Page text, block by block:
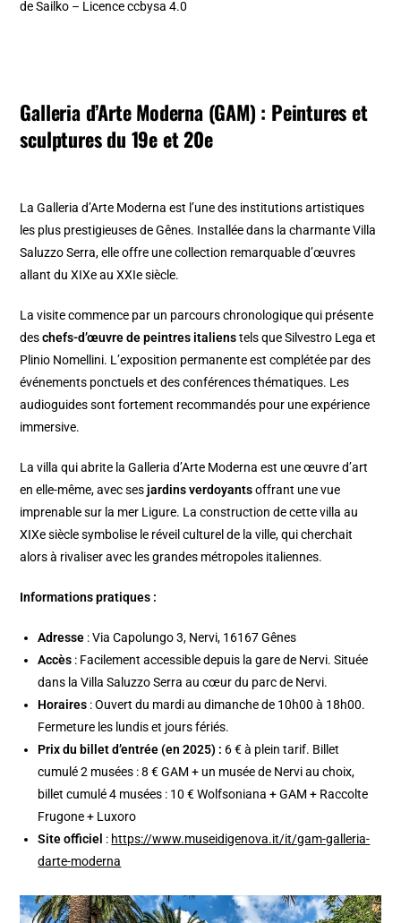
de Sailko – Licence ccbysa 4.0
Galleria d’Arte Moderna (GAM) : Peintures et
sculptures du 19e et 20e
La Galleria d’Arte Moderna est l’une des institutions artistiques
les plus prestigieuses de Gênes. Installée dans la charmante Villa
Saluzzo Serra, elle offre une collection remarquable d’œuvres
allant du XIXe au XXIe siècle.
La visite commence par un parcours chronologique qui présente
deschefs-d’œuvre de peintres italienstels que Silvestro Lega et
Plinio Nomellini. L’exposition permanente est complétée par des
événements ponctuels et des conférences thématiques. Les
audioguides sont fortement recommandés pour une expérience
immersive.
La villa qui abrite la Galleria d’Arte Moderna est une œuvre d’art
en elle-même, avec sesjardins verdoyantsoffrant une vue
imprenable sur la mer Ligure. La construction de cette villa au
XIXe siècle symbolise le réveil culturel de la ville, qui cherchait
alors à rivaliser avec les grandes métropoles italiennes.
Informations pratiques :
Adresse : Via Capolungo 3, Nervi, 16167 Gênes
Accès : Facilement accessible depuis la gare de Nervi. Située
dans la Villa Saluzzo Serra au cœur du parc de Nervi.
Horaires : Ouvert du mardi au dimanche de 10h00 à 18h00.
Fermeture les lundis et jours fériés.
Prix du billet d’entrée (en 2025) : 6 € à plein tarif. Billet
cumulé 2 musées : 8 € GAM + un musée de Nervi au choix,
billet cumulé 4 musées : 10 € Wolfsoniana + GAM + Raccolte
Frugone + Luxoro
Site officiel : https://www.museidigenova.it/it/gam-galleria-
darte-moderna